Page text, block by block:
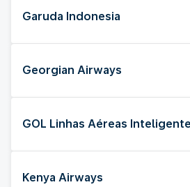
Garuda Indonesia
Georgian Airways
GOL Linhas Aéreas
Kenya Airways